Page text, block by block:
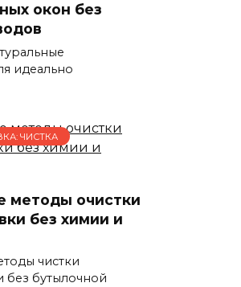
окон без
идеально
ЧИСТКА
методы очистки
без химии и
чистки
бутылочной